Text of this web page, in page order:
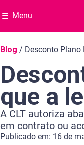
Menu
Navegação do blog
Blog / Desconto Plano
que a
A CLT autoriza
em contrato ou
Publicado em: 16 de
Categoria Educação
Tempo de leitura: 8